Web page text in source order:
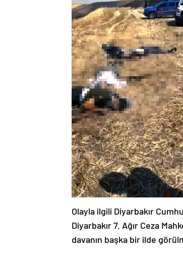
Olayla ilgili Diyarbakır
Diyarbakır 7. Ağır Ceza
davanın başka bir ilde